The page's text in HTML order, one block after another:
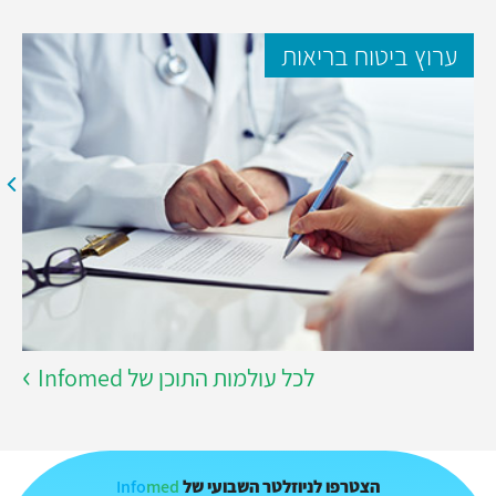
ערוץ ביטוח בריאות
לכל עולמות התוכן של Infomed
הצטרפו לניוזלטר השבועי של Infomed